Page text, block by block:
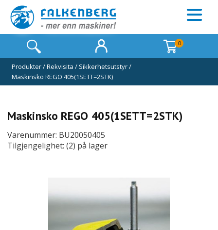
0
Produkter/Rekvisita / Sikkerhetsutstyr/
Maskinsko REGO 405(1SETT=2STK)
Maskinsko REGO 405(1SETT=2STK)
Varenummer: BU20050405
Tilgjengelighet: (2) på lager